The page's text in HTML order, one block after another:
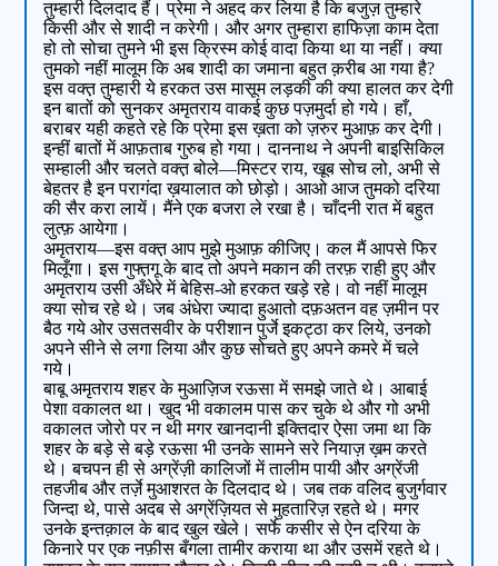
तुम्हारी दिलदाद हैं। प्रेमा ने अहद कर लिया है कि बजुज़ तुम्हारे
किसी और से शादी न करेगी। और अगर तुम्हारा हाफिज़ा काम देता
हो तो सोचा तुमने भी इस क्रिस्म कोई वादा किया था या नहीं। क्या
तुमको नहीं मालूम कि अब शादी का जमाना बहुत क़रीब आ गया है?
इस वक्त़ तुम्हारी ये हरकत उस मासूम लड़की की क्या हालत कर देगी
इन बातों को सुनकर अमृतराय वाकई कुछ पज़मुर्दा हो गये। हाँ,
बराबर यही कहते रहे कि प्रेमा इस ख़ता को ज़रुर मुआफ़ कर देगी।
इन्हीं बातों में आफ़ताब गुरुब हो गया। दाननाथ ने अपनी बाइसिकिल
सम्हाली और चलते वक्त़ बोले—मिस्टर राय, खूब सोच लो, अभी से
बेहतर है इन परागंदा ख़यालात को छोड़ो। आओ आज तुमको दरिया
की सैर करा लायें। मैंने एक बजरा ले रखा है। चाँदनी रात में बहुत
लुत्फ़ आयेगा।
अमृतराय—इस वक्त़ आप मुझे मुआफ़ कीजिए। कल मैं आपसे फिर
मिलूँगा। इस गुफ्त़गू के बाद तो अपने मकान की तरफ़ राही हुए और
अमृतराय उसी अँधेरे में बेहिस-ओ हरकत खड़े रहे। वो नहीं मालूम
क्या सोच रहे थे। जब अंधेरा ज्यादा हुआतो दफ़अतन वह ज़मीन पर
बैठ गये ओर उसतसवीर के परीशान पुर्जे इकट्ठा कर लिये, उनको
अपने सीने से लगा लिया और कुछ सोचते हुए अपने कमरे में चले
गये।
बाबू अमृतराय शहर के मुआज़िज रऊसा में समझे जाते थे। आबाई
पेशा वकालत था। खुद भी वकालम पास कर चुके थे और गो अभी
वकालत जोरो पर न थी मगर खानदानी इक्तिदार ऐसा जमा था कि
शहर के बड़े से बड़े रऊसा भी उनके सामने सरे नियाज़ ख़म करते
थे। बचपन ही से अग्रेंज़ी कालिजों में तालीम पायी और अग्रेंजी
तहजीब और तर्ज़े मुआशरत के दिलदाद थे। जब तक वलिद बुजुर्गवार
जिन्दा थे, पासे अदब से अग्रेंज़ियत से मुहतारिज़ रहते थे। मगर
उनके इन्तक़ाल के बाद खुल खेले। सर्फे कसीर से ऐन दरिया के
किनारे पर एक नफ़ीस बँगला तामीर कराया था और उसमें रहते थे।